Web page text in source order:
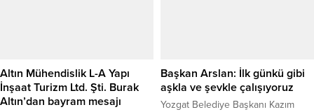
ile AK...
Yozgat’ta basın mensupları...
Altın Mühendislik L-A Yapı
İnşaat Turizm Ltd. Şti. Burak
Altın’dan bayram mesajı
Başkan Arslan: İlk günkü gibi
aşkla ve şevkle çalışıyoruz
Yozgat Belediye Başkanı Kazım